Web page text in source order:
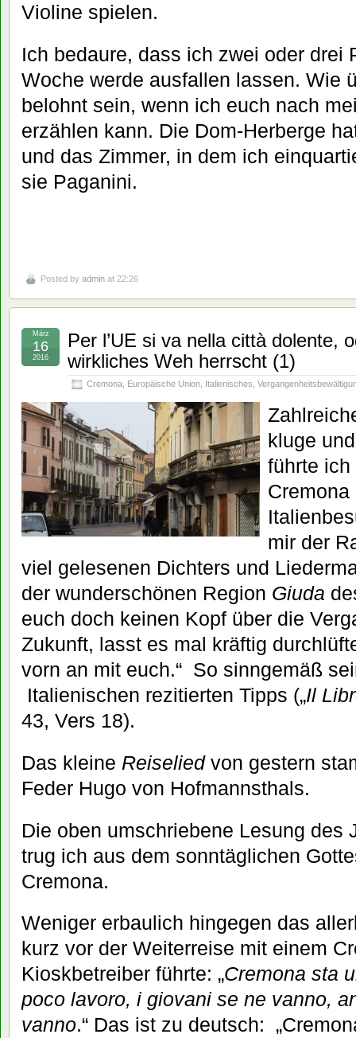
Violine spielen.
Ich bedaure, dass ich zwei oder drei
Woche werde ausfallen lassen. Wie
belohnt sein, wenn ich euch nach
erzählen kann. Die Dom-Herberge
und das Zimmer, in dem ich
sie Paganini.
Posted by admin at 22:26
Per l’UE si va nella città dolente,
wirkliches Weh herrscht (1)
Cremona Europäische Union Italienisches
März
16
2016
kluge
führte
mir der
viel gelesenen Dichters und
der wunderschönen Region Giuda
euch doch keinen Kopf über die
Zukunft, lasst es mal kräftig
vorn an mit euch.“ So sinngemäß
Italienischen rezitierten Tipps („Il
43, Vers 18).
Das kleine Reiseliedvon gestern
Feder Hugo von Hofmannsthals.
Die oben umschriebene Lesung des
trug ich aus dem sonntäglichen
Cremona.
Weniger erbaulich hingegen das
kurz vor der Weiterreise mit einem
Kioskbetreiber führte: „Cremona sta
poco lavoro, i giovani se ne vanno,
vanno.“ Das ist zu deutsch: